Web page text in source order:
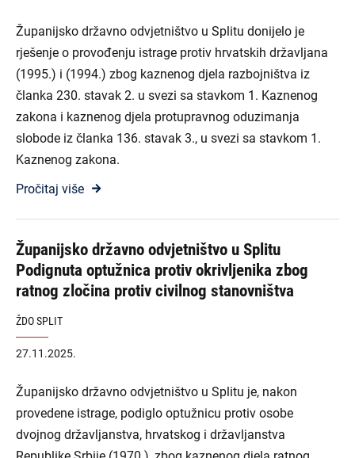
Županijsko državno odvjetništvo u Splitu donijelo je
rješenje o provođenju istrage protiv hrvatskih državljana
(1995.) i (1994.) zbog kaznenog djela razbojništva iz
članka 230. stavak 2. u svezi sa stavkom 1. Kaznenog
zakona i kaznenog djela protupravnog oduzimanja
slobode iz članka 136. stavak 3., u svezi sa stavkom 1.
Kaznenog zakona.
Pročitaj više
Županijsko državno odvjetništvo u Splitu
Podignuta optužnica protiv okrivljenika zbog
ratnog zločina protiv civilnog stanovništva
ŽDO SPLIT
27.11.2025.
Županijsko državno odvjetništvo u Splitu je, nakon
provedene istrage, podiglo optužnicu protiv osobe
dvojnog državljanstva, hrvatskog i državljanstva